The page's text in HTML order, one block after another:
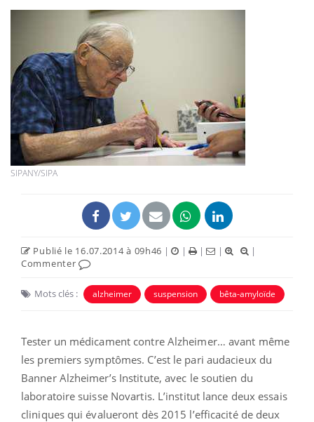
SIPANY/SIPA
Publié le 16.07.2014 à 09h46 | | | |
|
Commenter
Mots clés : alzheimer suspension bêta-amyloïde
Tester un médicament contre Alzheimer… avant même
les premiers symptômes. C’est le pari audacieux du
Banner Alzheimer’s Institute, avec le soutien du
laboratoire suisse Novartis. L’institut lance deux essais
cliniques qui évalueront dès 2015 l’efficacité de deux